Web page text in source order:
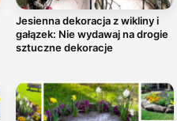
Jesienna dekoracja z wikliny i
gałązek: Nie wydawaj na drogie
sztuczne dekoracje